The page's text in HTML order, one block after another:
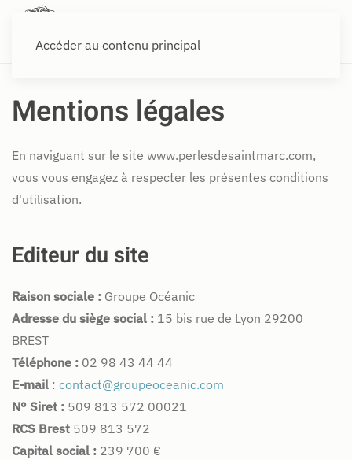
Accéder au contenu principal
Mentions légales
En naviguant sur le site www.perlesdesaintmarc.com,
vous vous engagez à respecter les présentes conditions
d'utilisation.
Editeur du site
Raison sociale : Groupe Océanic
Adresse du siège social : 15 bis rue de Lyon 29200
BREST
Téléphone : 02 98 43 44 44
E-mail : contact@groupeoceanic.com
N° Siret : 509 813 572 00021
RCS Brest 509 813 572
Capital social : 239 700 €